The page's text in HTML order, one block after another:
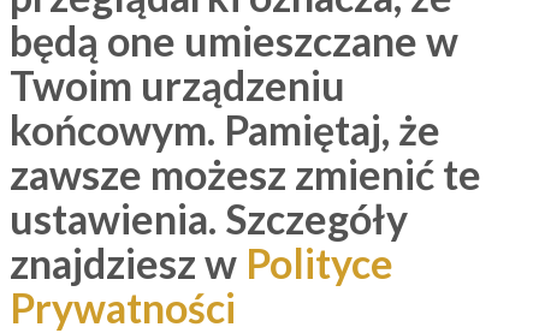
będą one umieszczane w
Twoim urządzeniu
końcowym. Pamiętaj, że
zawsze możesz zmienić te
ustawienia. Szczegóły
znajdziesz w Polityce
Prywatności